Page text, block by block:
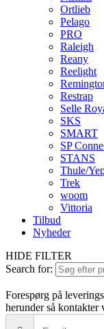
Ortlieb
Pelago
PRO
Raleigh
Reany
Reelight
Restrap
Selle
SKS
SMART
SP
STANS
Thule/
Trek
woom
Vittoria
Tilbud
Nyheder
HIDE FILTER
Search for:
Forespørg på
herunder så